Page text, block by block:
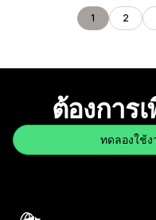
1 2
ต้องการ
ทดลองใช้